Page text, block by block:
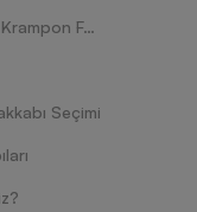
Krampon Nasıl Seçilir? FG ve AG Krampon Farkları Nelerdir?
Seçimi